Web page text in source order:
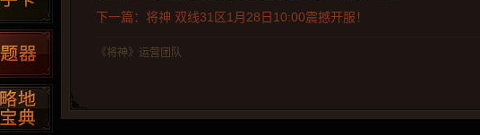
下一篇：将神 双线31区1月28日10:00震撼开服！
《将神》运营团队